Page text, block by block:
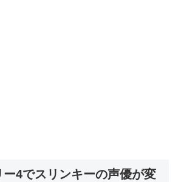
ー4でスリンキーの声優が変